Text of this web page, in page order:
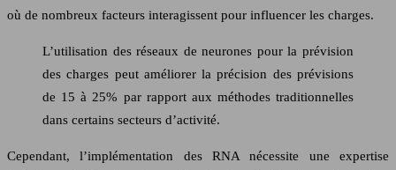
où de nombreux facteurs interagissent pour influencer les charges.
L’utilisation des réseaux de neurones pour la prévision
des charges peut améliorer la précision des prévisions
de 15 à 25% par rapport aux méthodes traditionnelles
dans certains secteurs d’activité.
Cependant, l’implémentation des RNA nécessite une expertise